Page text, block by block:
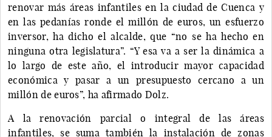
renovar más áreas infantiles en la ciudad de Cuenca y
en las pedanías ronde el millón de euros, un esfuerzo
inversor, ha dicho el alcalde, que “no se ha hecho en
ninguna otra legislatura”. “Y esa va a ser la dinámica a
lo largo de este año, el introducir mayor capacidad
económica y pasar a un presupuesto cercano a un
millón de euros”, ha afirmado Dolz.
A la renovación parcial o integral de las áreas
infantiles, se suma también la instalación de zonas